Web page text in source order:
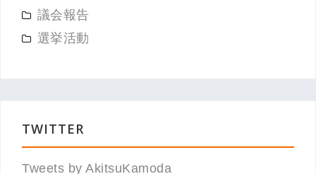
議会報告
選挙活動
TWITTER
Tweets by AkitsuKamoda